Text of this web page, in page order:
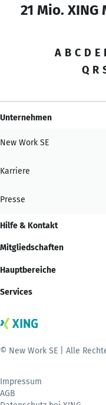
21 Mio.
A B C D E
Q R
Unternehmen
New Work SE
Karriere
Presse
Hilfe & Kontakt
Mitgliedschaften
Hauptbereiche
Services
© New Work SE | Alle
Impressum
AGB